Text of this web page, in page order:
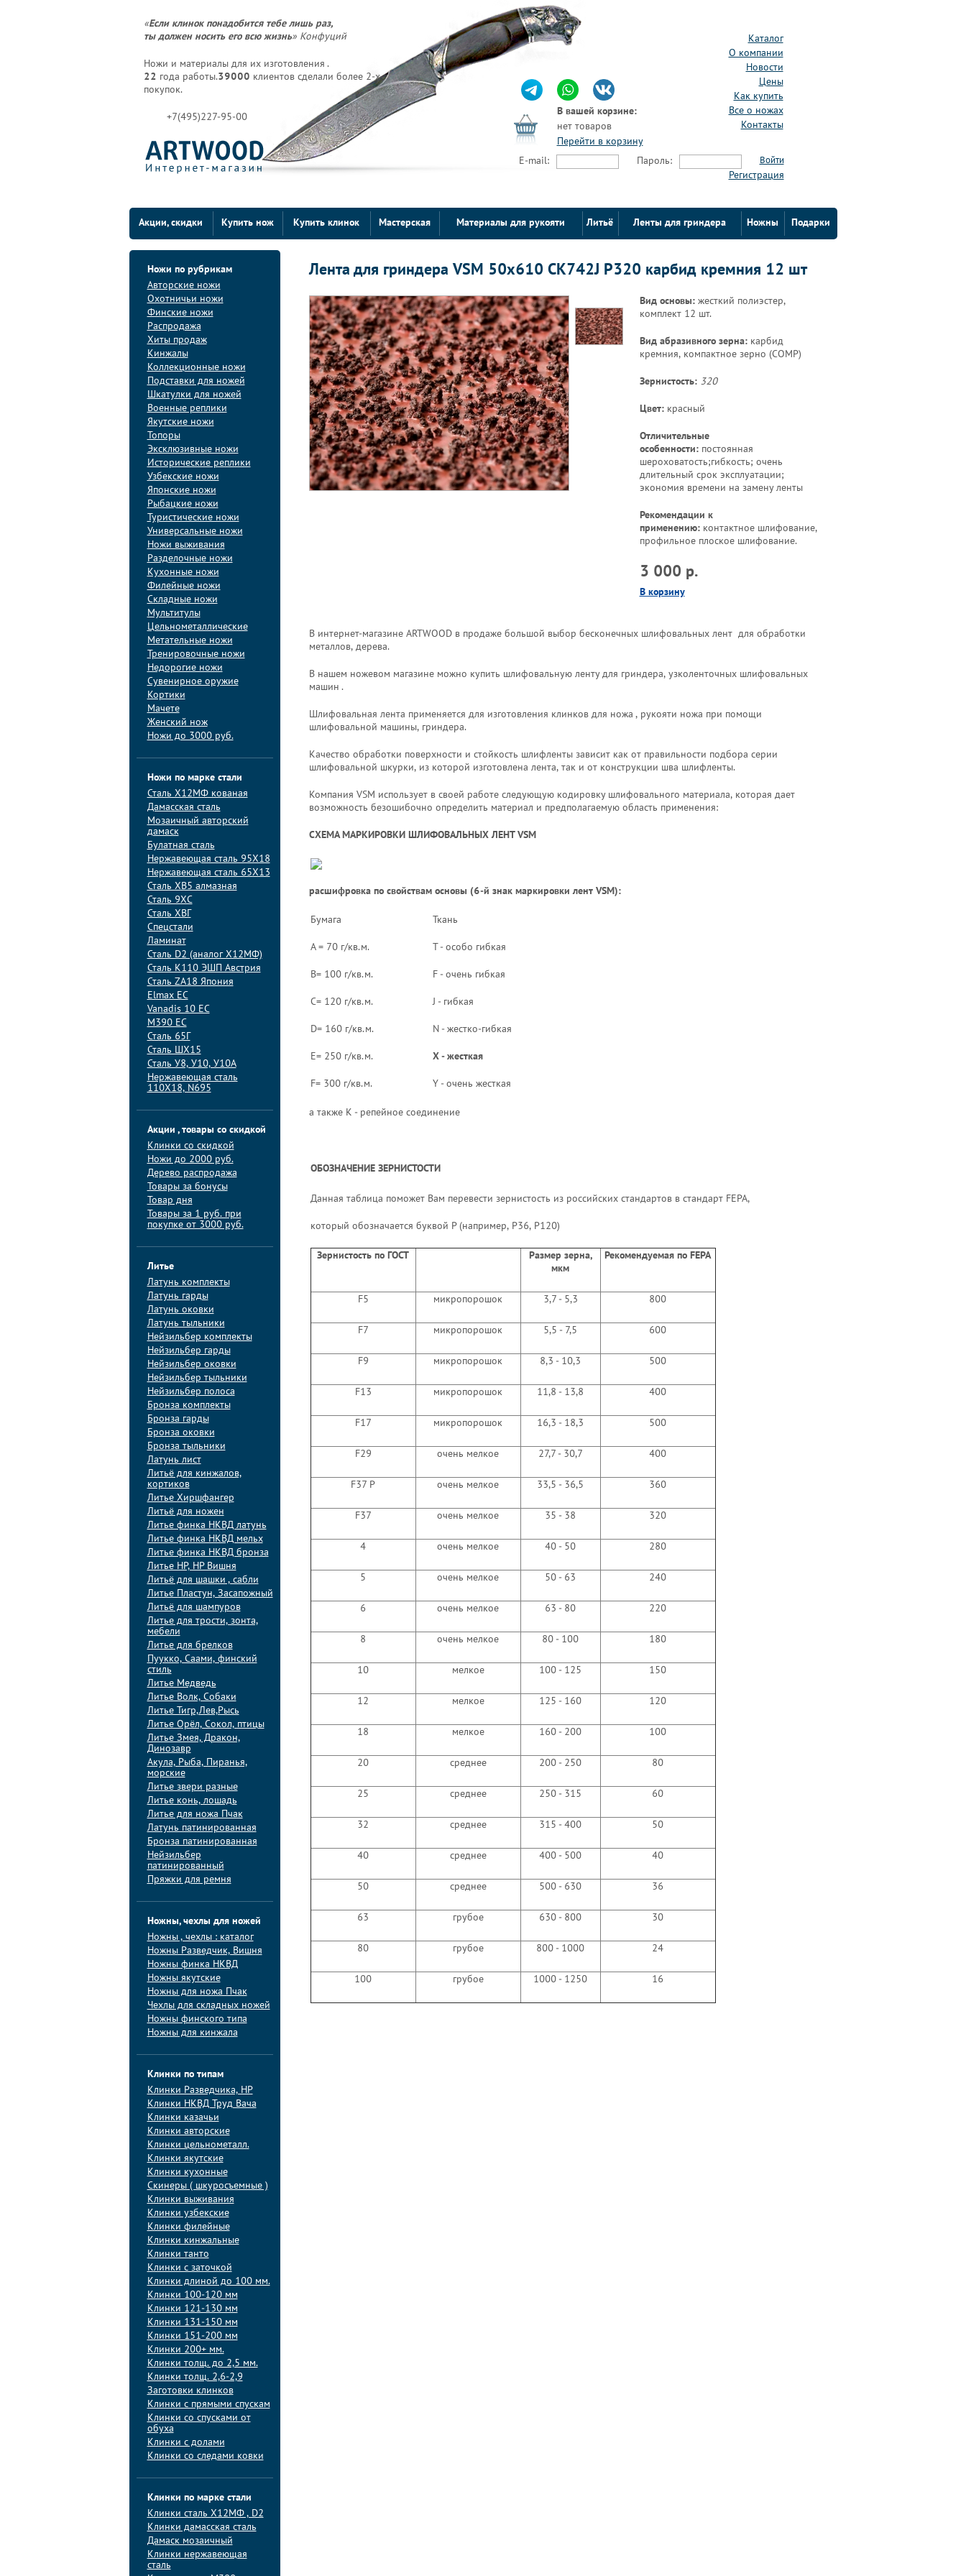
«Если клинок понадобится тебе лишь раз,
ты должен носить его всю жизнь» Конфуций
Ножи и материалы для их изготовления .
22 года работы.39000 клиентов сделали более 2-х
покупок.
+7(495)227-95-00
Каталог
О компании
Новости
Цены
Как купить
Все о ножах
Контакты
В вашей корзине:
нет товаров
Перейти в корзину
E-mail: Пароль: Войти
Регистрация
Акции, скидки Купить нож Купить клинок Мастерская Материалы для рукояти Литьё Ленты для гриндера Ножны Подарки
Ножи по рубрикам
Авторские ножи
Охотничьи ножи
Финские ножи
Распродажа
Хиты продаж
Кинжалы
Коллекционные ножи
Подставки для ножей
Шкатулки для ножей
Военные реплики
Якутские ножи
Топоры
Эксклюзивные ножи
Исторические реплики
Узбекские ножи
Японские ножи
Рыбацкие ножи
Туристические ножи
Универсальные ножи
Ножи выживания
Разделочные ножи
Кухонные ножи
Филейные ножи
Складные ножи
Мультитулы
Цельнометаллические
Метательные ножи
Тренировочные ножи
Недорогие ножи
Сувенирное оружие
Кортики
Мачете
Женский нож
Ножи до 3000 руб.
Ножи по марке стали
Сталь Х12МФ кованая
Дамасская сталь
Мозаичный авторский
дамаск
Булатная сталь
Нержавеющая сталь 95Х18
Нержавеющая сталь 65Х13
Сталь ХВ5 алмазная
Сталь 9ХС
Сталь ХВГ
Спецстали
Ламинат
Сталь D2 (аналог Х12МФ)
Сталь K110 ЭШП Австрия
Сталь ZA18 Япония
Elmax ЕС
Vanadis 10 ЕС
M390 ЕС
Сталь 65Г
Сталь ШХ15
Сталь У8, У10, У10А
Нержавеющая сталь
110Х18, N695
Акции , товары со скидкой
Клинки со скидкой
Ножи до 2000 руб.
Дерево распродажа
Товары за бонусы
Товар дня
Товары за 1 руб. при
покупке от 3000 руб.
Литье
Латунь комплекты
Латунь гарды
Латунь оковки
Латунь тыльники
Нейзильбер комплекты
Нейзильбер гарды
Нейзильбер оковки
Нейзильбер тыльники
Нейзильбер полоса
Бронза комплекты
Бронза гарды
Бронза оковки
Бронза тыльники
Латунь лист
Литьё для кинжалов,
кортиков
Литье Хиршфангер
Литьё для ножен
Литье финка НКВД латунь
Литье финка НКВД мельх
Литье финка НКВД бронза
Литье НР, НР Вишня
Литьё для шашки , сабли
Литье Пластун, Засапожный
Литьё для шампуров
Литье для трости, зонта,
мебели
Литье для брелков
Пуукко, Саами, финский
стиль
Литье Медведь
Литье Волк, Собаки
Литье Тигр,Лев,Рысь
Литье Орёл, Сокол, птицы
Литье Змея, Дракон,
Динозавр
Акула, Рыба, Пиранья,
морские
Литье звери разные
Литье конь, лошадь
Литье для ножа Пчак
Латунь патинированная
Бронза патинированная
Нейзильбер
патинированный
Пряжки для ремня
Ножны, чехлы для ножей
Ножны , чехлы : каталог
Ножны Разведчик, Вишня
Ножны финка НКВД
Ножны якутские
Ножны для ножа Пчак
Чехлы для складных ножей
Ножны финского типа
Ножны для кинжала
Клинки по типам
Клинки Pазведчика, НP
Клинки НКВД Труд Вача
Клинки казачьи
Клинки авторские
Клинки цельнометалл.
Клинки якутские
Клинки кухонные
Скинеры ( шкуросъемные )
Клинки выживания
Клинки узбекские
Клинки филейные
Клинки кинжальные
Клинки танто
Клинки с заточкой
Клинки длиной до 100 мм.
Клинки 100-120 мм
Клинки 121-130 мм
Клинки 131-150 мм
Клинки 151-200 мм
Клинки 200+ мм.
Клинки толщ. до 2,5 мм.
Клинки толщ. 2,6-2,9
Заготовки клинков
Клинки с прямыми спускам
Клинки со спусками от
обуха
Клинки с долами
Клинки со следами ковки
Клинки по марке стали
Клинки сталь Х12МФ , D2
Клинки дамасская сталь
Дамаск мозаичный
Клинки нержавеющая
сталь
Лента для гриндера VSM 50х610 CK742J Р320 карбид кремния 12 шт
Вид основы: жесткий полиэстер,
комплект 12 шт.
Вид абразивного зерна: карбид
кремния, компактное зерно (СOMP)
Зернистость: 320
Цвет: красный
Отличительные
особенности: постоянная
шероховатость;гибкость; очень
длительный срок эксплуатации;
экономия времени на замену ленты
Рекомендации к
применению: контактное шлифование,
профильное плоское шлифование.
3 000 р.
В корзину
В интернет-магазине ARTWOOD в продаже большой выбор бесконечных шлифовальных лент для обработки
металлов, дерева.
В нашем ножевом магазине можно купить шлифовальную ленту для гриндера, узколенточных шлифовальных
машин .
Шлифовальная лента применяется для изготовления клинков для ножа , рукояти ножа при помощи
шлифовальной машины, гриндера.
Качество обработки поверхности и стойкость шлифленты зависит как от правильности подбора серии
шлифовальной шкурки, из которой изготовлена лента, так и от конструкции шва шлифленты.
Компания VSM использует в своей работе следующую кодировку шлифовального материала, которая дает
возможность безошибочно определить материал и предполагаемую область применения:
СХЕМА МАРКИРОВКИ ШЛИФОВАЛЬНЫХ ЛЕНТ VSM
расшифровка по свойствам основы (6-й знак маркировки лент VSM):
Бумага
A = 70 г/кв.м.
B= 100 г/кв.м.
C= 120 г/кв.м.
D= 160 г/кв.м.
E= 250 г/кв.м.
F= 300 г/кв.м.
Ткань
T - особо гибкая
F - очень гибкая
J - гибкая
N - жестко-гибкая
X - жесткая
Y - очень жесткая
а также К - репейное соединение
ОБОЗНАЧЕНИЕ ЗЕРНИСТОСТИ
Данная таблица поможет Вам перевести зернистость из российских стандартов в стандарт FEPA,
который обозначается буквой Р (например, Р36, Р120)
Зернистость по ГОСТ
Размер зерна,
мкм
Рекомендуемая по FEPA
F5 микропорошок 3,7 - 5,3 800
F7 микропорошок 5,5 - 7,5 600
F9 микропорошок 8,3 - 10,3 500
F13 микропорошок 11,8 - 13,8 400
F17 микропорошок 16,3 - 18,3 500
F29 очень мелкое 27,7 - 30,7 400
F37 P очень мелкое 33,5 - 36,5 360
F37 очень мелкое 35 - 38 320
4 очень мелкое 40 - 50 280
5 очень мелкое 50 - 63 240
6 очень мелкое 63 - 80 220
8 очень мелкое 80 - 100 180
10 мелкое 100 - 125 150
12 мелкое 125 - 160 120
18 мелкое 160 - 200 100
20 среднее 200 - 250 80
25 среднее 250 - 315 60
32 среднее 315 - 400 50
40 среднее 400 - 500 40
50 среднее 500 - 630 36
63 грубое 630 - 800 30
80 грубое 800 - 1000 24
100 грубое 1000 - 1250 16